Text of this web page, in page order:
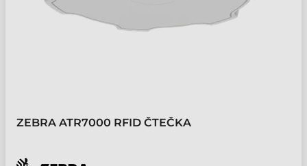
ZEBRA ATR7000 RFID ČTEČKA